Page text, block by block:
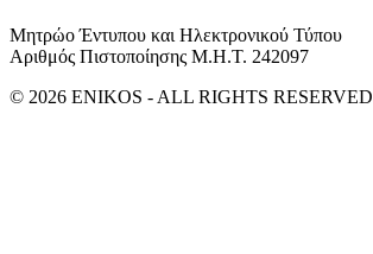
Μητρώο Έντυπου και Ηλεκτρονικού Τύπου
Αριθμός Πιστοποίησης Μ.Η.Τ. 242097
© 2026 ENIKOS - ALL RIGHTS RESERVED